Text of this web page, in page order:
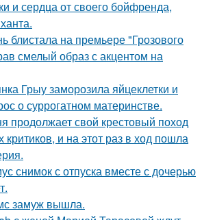
и сердца от своего бойфренда,
блистала на премьере "Грозового
смелый образ с акцентом на
Грыу заморозила яйцеклетки и
о суррогатном материнстве.
продолжает свой крестовый поход
и на этот раз в ход пошла
снимок с отпуска вместе с дочерью
замуж вышла.